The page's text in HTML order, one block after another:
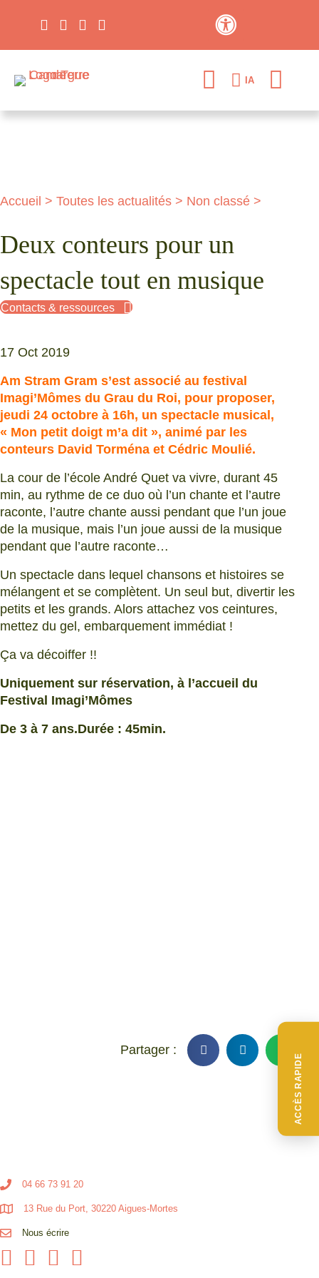
ACCÈS RAPIDE
IA
Accueil > Toutes les actualités > Non classé >
Deux conteurs pour un
spectacle tout en musique
Contacts & ressources
17 Oct 2019
Am Stram Gram s’est associé au festival
Imagi’Mômes du Grau du Roi, pour proposer,
jeudi 24 octobre à 16h, un spectacle musical,
« Mon petit doigt m’a dit », animé par les
conteurs David Torména et Cédric Moulié.
La cour de l’école André Quet va vivre, durant 45
min, au rythme de ce duo où l’un chante et l’autre
raconte, l’autre chante aussi pendant que l’un joue
de la musique, mais l’un joue aussi de la musique
pendant que l’autre raconte…
Un spectacle dans lequel chansons et histoires se
mélangent et se complètent. Un seul but, divertir les
petits et les grands. Alors attachez vos ceintures,
mettez du gel, embarquement immédiat !
Ça va décoiffer !!
Uniquement sur réservation, à l’accueil du
Festival Imagi’Mômes
De 3 à 7 ans.Durée : 45min.
04 66 73 91 20
13 Rue du Port, 30220 Aigues-Mortes
Nous écrire